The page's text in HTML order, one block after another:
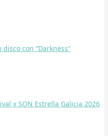
con “Darkness”
x SON Estrella Galicia 2026